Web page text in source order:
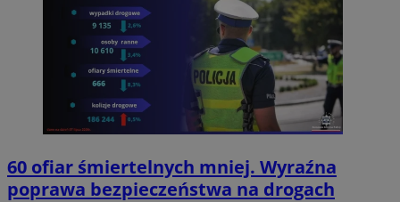
60 ofiar śmiertelnych mniej. Wyraźna
poprawa bezpieczeństwa na drogach